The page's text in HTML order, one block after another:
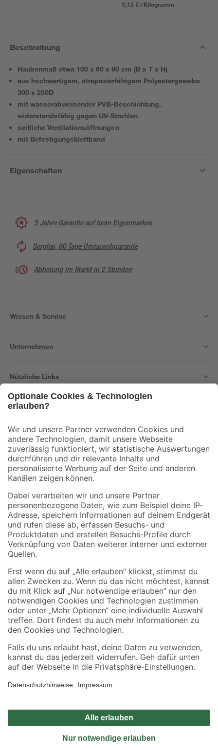
0,13 € / Kilogramm
Beschreibung
Haubenmaß etwa 100 x 60 x 90 cm (B x T x H)
aus hochwertigem, strapazierfähigem Polyestergewebe
300 x 250D
mit wasserabweisender PVB-Beschichtung,
widerstandsfähig gegen UV-Strahlen
seitliche Ventilationsöffnungen
mit Befestigungsklettband
Eigenschaften
5 Jahre Garantie auf toom Eigenmarken
Sorglos, 90 Tage Umtauschgarantie
Abholung im Markt in 2 Stunden
Wissen & Service
Unternehmen
Nützliche Links
Der toom Newsletter: Keine Angebote und Aktionen mehr verpassen!
Zur Newsletter Anmeldung
Folge uns
Zahlungsarten Versandarten
Sicher einkaufen
Jetzt die toom-App herunterladen
Alle Preisangaben in EUR inkl. gesetzl. MwSt.. Die dargestellten Angebote sind unter
Umständen nicht in allen Märkten verfügbar. Die angegebenen Verfügbarkeiten beziehen
Produkte nur solange der Vorrat reicht.
*Paketversand ab 59 € versandkostenfrei, gilt nicht für Artikel mit Speditionsversand, hier
Privatsphäre Impressum
Nutzungsbedingungen
Widerrufsrecht
Vertrag widerrufen